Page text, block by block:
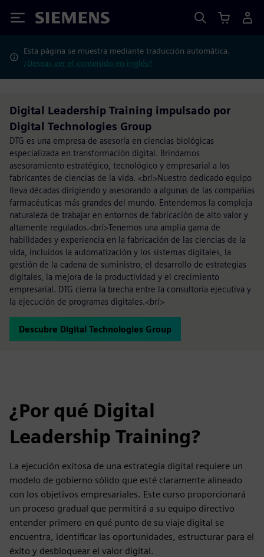
Siemens
Esta página se muestra mediante traducción automática.
¿Deseas ver el contenido en inglés?
Digital Leadership Training impulsado por
Digital Technologies Group
DTG es una empresa de asesoría en ciencias biológicas
especializada en transformación digital. Brindamos
asesoramiento estratégico, tecnológico y empresarial a los
fabricantes de ciencias de la vida. <br/>Nuestro dedicado equipo
lleva décadas dirigiendo y asesorando a algunas de las compañías
farmacéuticas más grandes del mundo. Entendemos la compleja
naturaleza de trabajar en entornos de fabricación de alto valor y
altamente regulados.<br/>Tenemos una amplia gama de
habilidades y experiencia en la fabricación de las ciencias de la
vida, incluidos la automatización y los sistemas digitales, la
gestión de la cadena de suministro, el desarrollo de estrategias
digitales, la mejora de la productividad y el crecimiento
empresarial. DTG cierra la brecha entre la consultoría ejecutiva y
la ejecución de programas digitales.<br/>
Descubre Digital Technologies Group
¿Por qué Digital
Leadership Training?
La ejecución exitosa de una estrategia digital requiere un
modelo de gobierno sólido que esté claramente alineado
con los objetivos empresariales. Este curso proporcionará
un proceso gradual que permitirá a su equipo directivo
entender primero en qué punto de su viaje digital se
encuentra, identificar las oportunidades, estructurar para el
éxito y desbloquear el valor digital.